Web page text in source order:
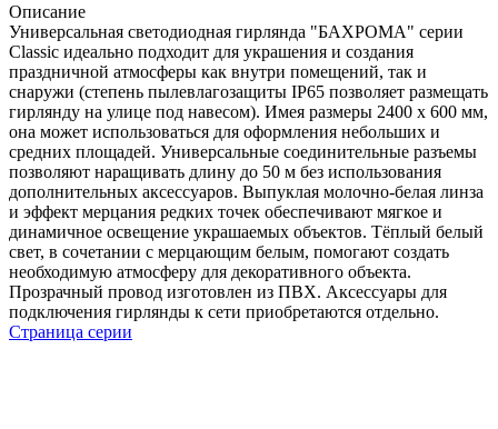
Описание
Универсальная светодиодная гирлянда "БАХРОМА" серии
Classic идеально подходит для украшения и создания
праздничной атмосферы как внутри помещений, так и
снаружи (степень пылевлагозащиты IP65 позволяет размещать
гирлянду на улице под навесом). Имея размеры 2400 x 600 мм,
она может использоваться для оформления небольших и
средних площадей. Универсальные соединительные разъемы
позволяют наращивать длину до 50 м без использования
дополнительных аксессуаров. Выпуклая молочно-белая линза
и эффект мерцания редких точек обеспечивают мягкое и
динамичное освещение украшаемых объектов. Тёплый белый
свет, в сочетании с мерцающим белым, помогают создать
необходимую атмосферу для декоративного объекта.
Прозрачный провод изготовлен из ПВХ. Аксессуары для
подключения гирлянды к сети приобретаются отдельно.
Страница серии